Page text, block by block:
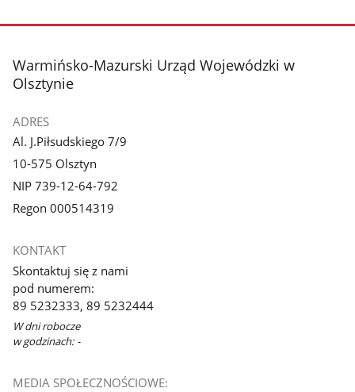
stopka
Warmińsko-Mazurski Urząd Wojewódzki w
Olsztynie
ADRES
Al. J.Piłsudskiego 7/9
10-575 Olsztyn
NIP 739-12-64-792
Regon 000514319
KONTAKT
Skontaktuj się z nami
pod numerem:
89 5232333, 89 5232444
W dni robocze
w godzinach: -
MEDIA SPOŁECZNOŚCIOWE: